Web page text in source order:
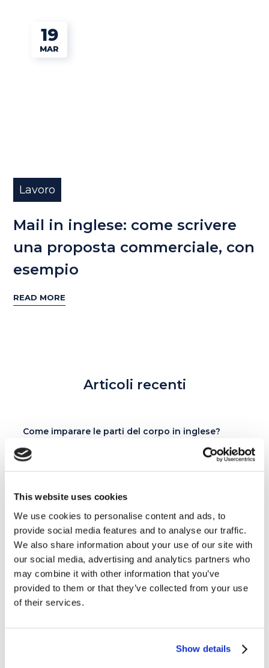
This website uses cookies
We use cookies to personalise content and ads, to
provide social media features and to analyse our traffic.
We also share information about your use of our site with
our social media, advertising and analytics partners who
may combine it with other information that you’ve
provided to them or that they’ve collected from your use
of their services.
Show details
19
MAR
Lavoro
Mail in inglese: come scrivere
una proposta commerciale, con
esempio
READ MORE
Articoli recenti
Come imparare le parti del corpo in inglese?
Cosa significano red flag, gaslighting e love
Categorie
Esercizi e Grammatica
Esperienze MyES 28